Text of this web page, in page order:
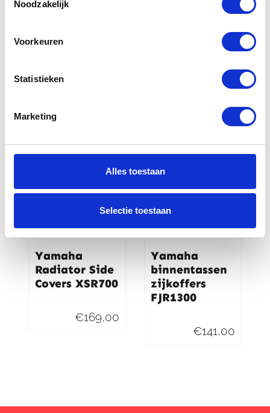
Noodzakelijk
Voorkeuren
Statistieken
Marketing
Alles toestaan
Selectie toestaan
Yamaha Mesh
Covers XSR700
49,76
Yamaha
Radiator Side
Covers XSR700
€169,00
Yamaha
binnentassen
zijkoffers
FJR1300
€141,00